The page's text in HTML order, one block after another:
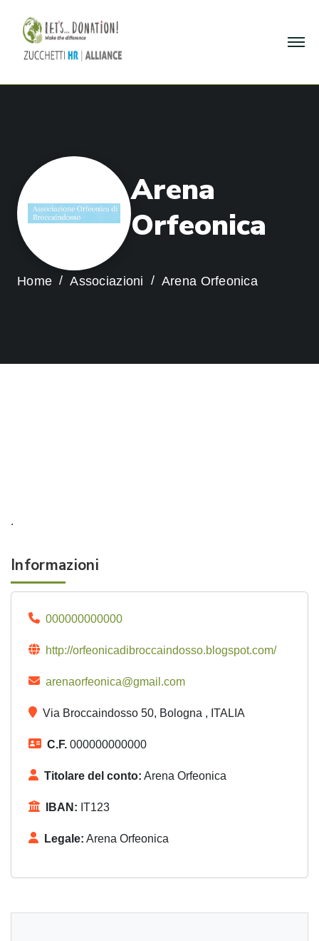
Arena
Orfeonica
Home Associazioni Arena Orfeonica
.
Informazioni
000000000000
http://orfeonicadibroccaindosso.blogspot.com/
arenaorfeonica@gmail.com
Via Broccaindosso 50, Bologna , ITALIA
C.F. 000000000000
Titolare del conto: Arena Orfeonica
IBAN: IT123
Legale: Arena Orfeonica